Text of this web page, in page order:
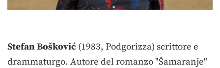
Stefan Bošković (1983, Podgorizza) scrittore e
drammaturgo. Autore del romanzo "Šamaranje"